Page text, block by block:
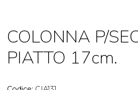
COLONNA P/
PIATTO 17cm.